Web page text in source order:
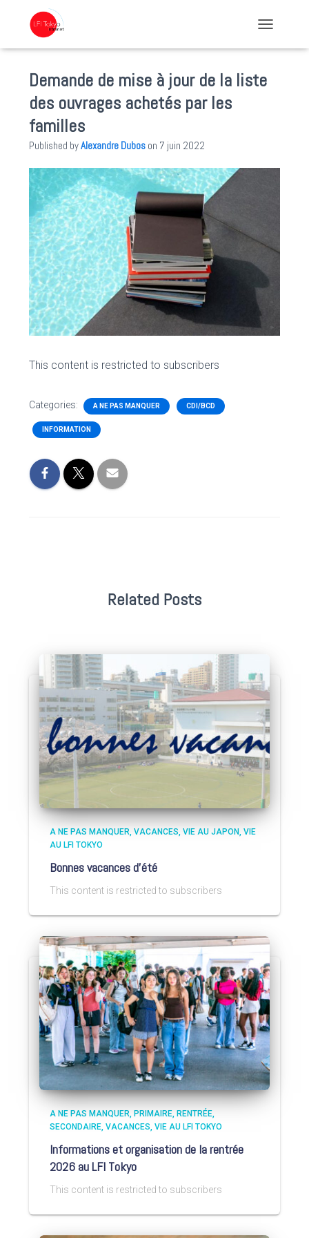
Demande de mise à jour de la liste
des ouvrages achetés par les
familles
Published byAlexandre Dubos on 7 juin 2022
This content is restricted to subscribers
Categories: A NE PAS MANQUER CDI/BCD
INFORMATION
Related Posts
A NE PAS MANQUER VACANCES VIE AU JAPON VIE
AU LFI TOKYO
Bonnes vacances d’été
This content is restricted to subscribers
A NE PAS MANQUER PRIMAIRE RENTRÉE
SECONDAIRE VACANCES VIE AU LFI TOKYO
Informations et organisation de la rentrée
2026 au LFI Tokyo
This content is restricted to subscribers